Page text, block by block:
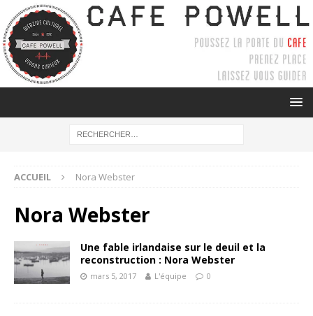
ACCUEIL Nora Webster
Nora Webster
Une fable irlandaise sur le deuil et la
reconstruction : Nora Webster
mars 5, 2017 L'équipe 0